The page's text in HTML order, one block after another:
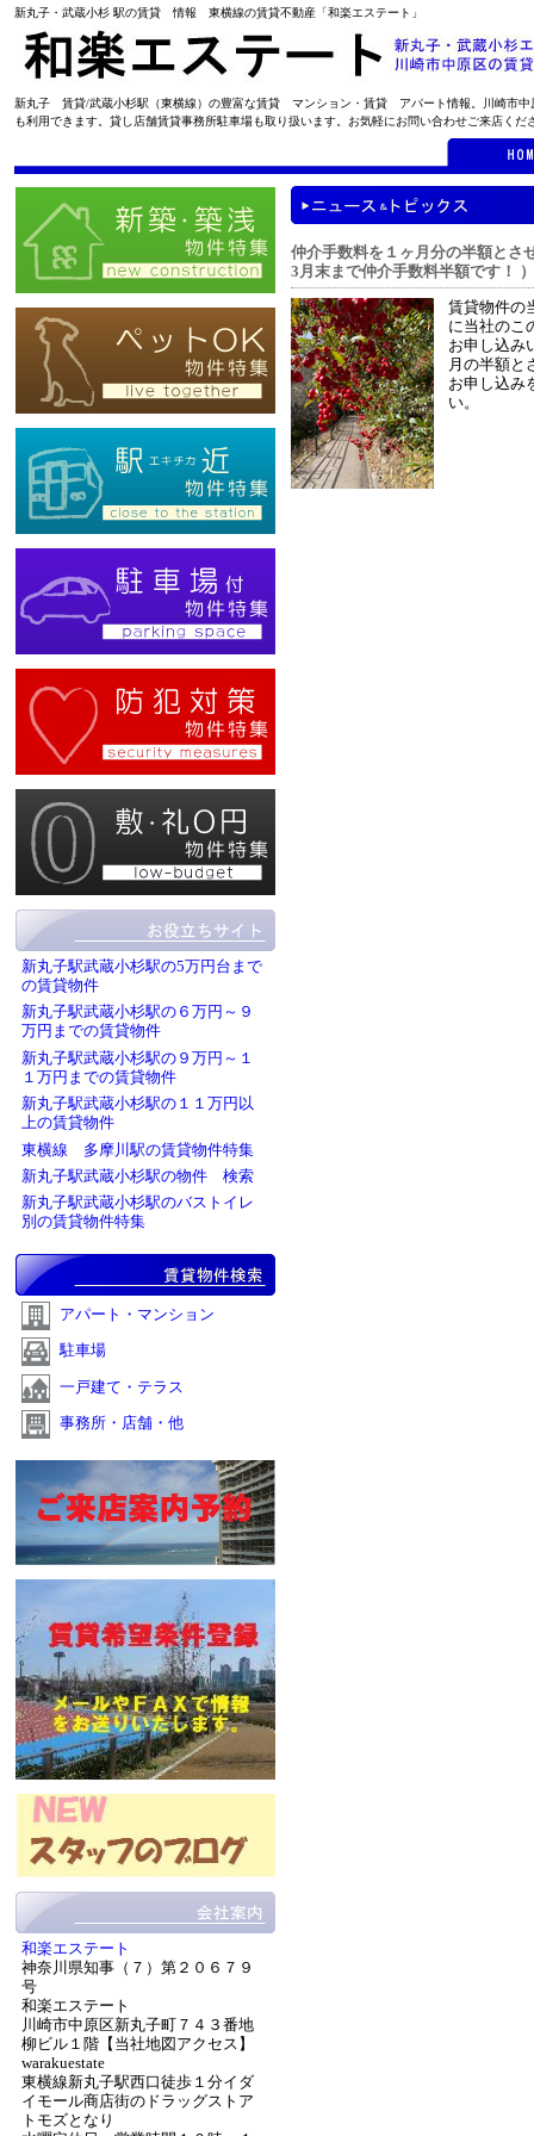
新丸子・武蔵小杉 駅の賃貸 情報 東横線の賃貸不動産「和楽エステート」
新丸子 賃貸/武蔵小杉駅（東横線）の豊富な賃貸 マンション・賃貸 アパート情報。川崎市中
も利用できます。貸し店舗賃貸事務所駐車場も取り扱います。お気軽にお問い合わせご来店くだ
新丸子駅武蔵小杉駅の5万円台まで
の賃貸物件
新丸子駅武蔵小杉駅の６万円～９
万円までの賃貸物件
新丸子駅武蔵小杉駅の９万円～１
１万円までの賃貸物件
新丸子駅武蔵小杉駅の１１万円以
上の賃貸物件
東横線 多摩川駅の賃貸物件特集
新丸子駅武蔵小杉駅の物件 検索
新丸子駅武蔵小杉駅のバストイレ
別の賃貸物件特集
アパート・マンション
駐車場
一戸建て・テラス
事務所・店舗・他
和楽エステート
神奈川県知事（７）第２０６７９
号
和楽エステート
川崎市中原区新丸子町７４３番地
柳ビル１階【当社地図アクセス】
warakuestate
東横線新丸子駅西口徒歩１分イダ
イモール商店街のドラッグストア
トモズとなり
仲介手数料を１ヶ月分の半額とさ
3月末まで仲介手数料半額です！ ）
賃貸物件の
に当社のこ
お申し込み
月の半額と
お申し込み
い。